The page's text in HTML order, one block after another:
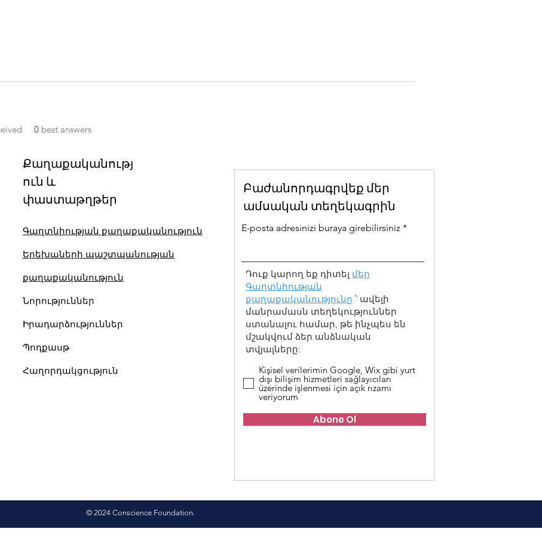
0 best answers
Քաղաքականությ
ուն և
փաստաթղթեր
Գաղտնիության քաղաքականություն
Երեխաների պաշտպանության
քաղաքականություն
Նորություններ
Իրադարձություններ
Պոդքասթ
Հաղորդակցություն
Բաժանորդագրվեք մեր
ամսական տեղեկագրին
E-posta adresinizi buraya girebilirsiniz
Դուք կարող եք դիտել մեր
Գաղտնիության
քաղաքականությունը ՝ ավելի
մանրամասն տեղեկություններ
ստանալու համար, թե ինչպես են
մշակվում ձեր անձնական
տվյալները:
Kişisel verilerimin Google, Wix gibi yurt
dışı bilişim hizmetleri sağlayıcıları
üzerinde işlenmesi için açık rızamı
veriyorum
Abone Ol
© 2024 Conscience Foundation.